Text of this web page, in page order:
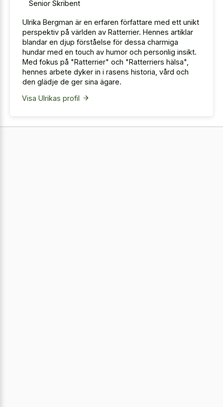
Senior Skribent
Ulrika Bergman är en erfaren författare med ett unikt
perspektiv på världen av Ratterrier. Hennes artiklar
blandar en djup förståelse för dessa charmiga
hundar med en touch av humor och personlig insikt.
Med fokus på "Ratterrier" och "Ratterriers hälsa",
hennes arbete dyker in i rasens historia, vård och
den glädje de ger sina ägare.
Visa Ulrikas profil